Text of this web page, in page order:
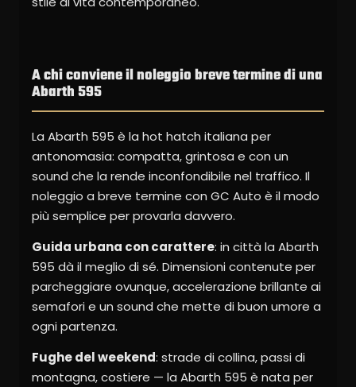
A chi conviene il noleggio breve termine di una
Abarth 595
La Abarth 595 è la hot hatch italiana per
antonomasia: compatta, grintosa e con un
sound che la rende inconfondibile nel traffico. Il
noleggio a breve termine con GC Auto è il modo
più semplice per provarla davvero.
Guida urbana con carattere: in città la Abarth
595 dà il meglio di sé. Dimensioni contenute per
parcheggiare ovunque, accelerazione brillante ai
semafori e un sound che mette di buon umore a
ogni partenza.
Fughe del weekend: strade di collina, passi di
montagna, costiere — la Abarth 595 è nata per